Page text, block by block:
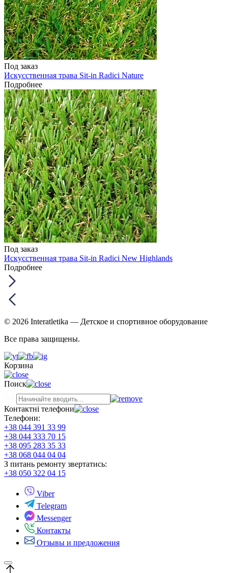
Под заказ
Искусственная трава Sit-in Radici Nature
Подробнее
Под заказ
Искусственная трава Sit-in Radici New Highlands
Подробнее
© 2026 Interatletika — Детское и спортивное оборудование
Все права защищены.
Корзина
Поиск
Контактні телефони
Телефони:
+38 044 391 33 99
+38 044 333 70 15
+38 095 283 35 33
+38 068 044 04 04
З питань ремонту звертатись:
+38 050 322 04 15
Viber
Telegram
Messenger
Контакты
Отзывы и предложения